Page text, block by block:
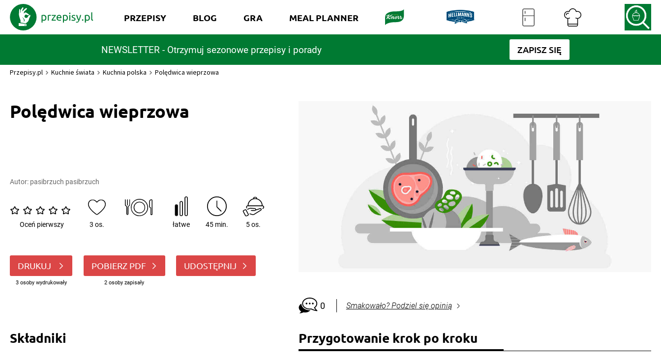
NEWSLETTER - Otrzymuj sezonowe przepisy i porady ZAPISZ SIĘ
PRZEPISY BLOG GRA MEAL PLANNER
Przepisy.pl Kuchnie świata Kuchnia polska Polędwica wieprzowa
Polędwica wieprzowa
Autor: pasibrzuch pasibrzuch
Oceń pierwszy 3 os. łatwe 45 min. 5 os.
DRUKUJ
3 osoby wydrukowały
POBIERZ PDF
2 osoby zapisały
UDOSTĘPNIJ
0 Smakowało? Podziel się opinią
Składniki Przygotowanie krok po kroku